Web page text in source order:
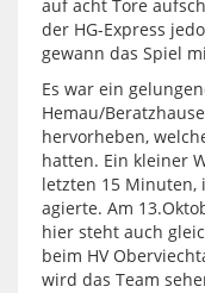
auf acht Tore
der HG-Express
gewann das Spiel
Es war ein
Hemau/
hervorheben,
hatten. Ein kleiner
letzten 15
agierte. Am
hier steht auch
beim HV
wird das Team